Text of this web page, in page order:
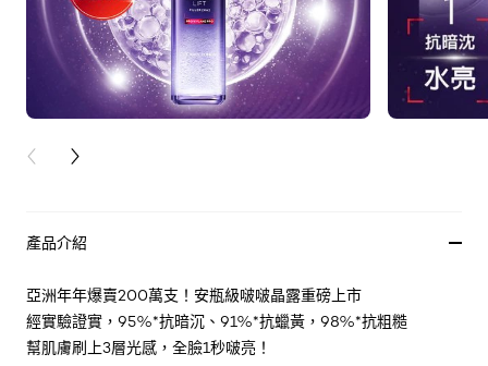
PREVIOUS CARD
NEXT CARD
產品介紹
亞洲年年爆賣200萬支！安瓶級啵啵晶露重磅上市
經實驗證實，95%*抗暗沉、91%*抗蠟黃，98%*抗粗糙
幫肌膚刷上3層光感，全臉1秒啵亮！